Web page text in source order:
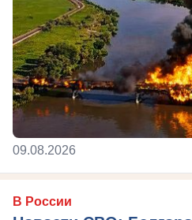
09.08.2026
В России